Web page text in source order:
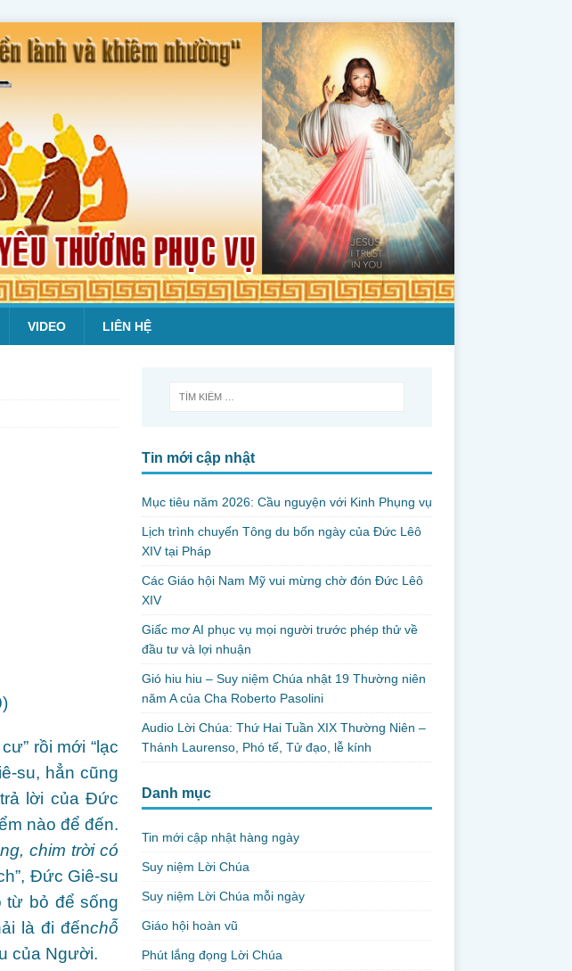
VIDEO LIÊN HỆ
rồi mới “lạc
su, hẳn cũng
lời của Đức
nào để đến.
chim trời có
Đức Giê-su
từ bỏ để sống
là đi đếnchỗ
của Người.
Tin mới cập nhật
Mục tiêu năm 2026: Cầu nguyện với Kinh Phụng vụ
Lịch trình chuyến Tông du bốn ngày của Đức Lêô
XIV tại Pháp
Các Giáo hội Nam Mỹ vui mừng chờ đón Đức Lêô
XIV
Giấc mơ AI phục vụ mọi người trước phép thử về
đầu tư và lợi nhuận
Gió hiu hiu – Suy niệm Chúa nhật 19 Thường niên
năm A của Cha Roberto Pasolini
Audio Lời Chúa: Thứ Hai Tuần XIX Thường Niên –
Thánh Laurenso, Phó tế, Tử đạo, lễ kính
Danh mục
Tin mới cập nhật hàng ngày
Suy niệm Lời Chúa
Suy niệm Lời Chúa mỗi ngày
Giáo hội hoàn vũ
Phút lắng đọng Lời Chúa